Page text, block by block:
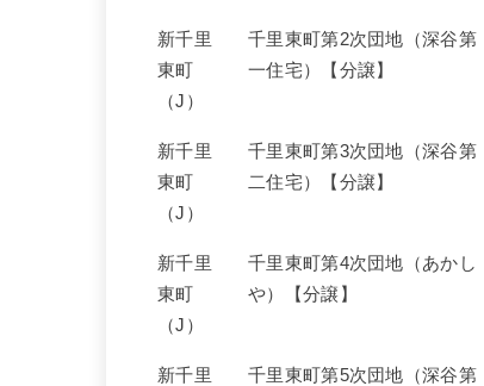
新千里
東町
（J）
千里東町第2次団地（深谷第
一住宅）【分譲】
新千里
東町
（J）
千里東町第3次団地（深谷第
二住宅）【分譲】
新千里
東町
（J）
千里東町第4次団地（あかし
や）【分譲】
新千里
千里東町第5次団地（深谷第